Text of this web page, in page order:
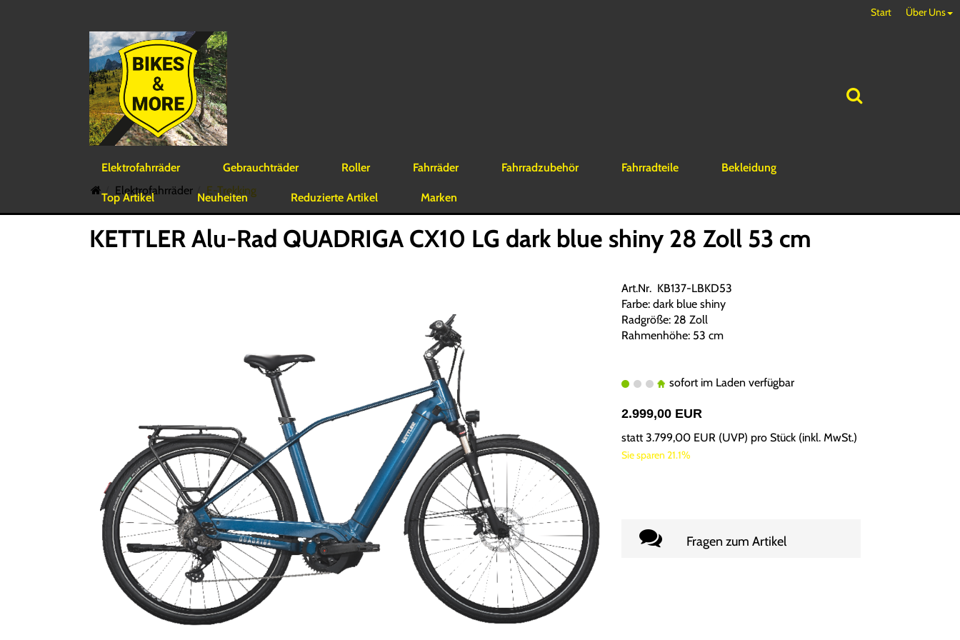
Start Über Uns
Elektrofahrräder Gebrauchträder Roller Fahrräder Fahrradzubehör Fahrradteile Bekleidung
Top Artikel Neuheiten Reduzierte Artikel Marken
Elektrofahrräder E-Trekking
KETTLER Alu-Rad QUADRIGA CX10 LG dark blue shiny 28 Zoll 53 cm
Art.Nr. KB137-LBKD53
Farbe: dark blue shiny
Radgröße: 28 Zoll
Rahmenhöhe: 53 cm
sofort im Laden verfügbar
2.999,00 EUR
statt3.799,00 EUR(UVP) pro Stück (inkl. MwSt.)
Sie sparen 21.1%
Fragen zum Artikel